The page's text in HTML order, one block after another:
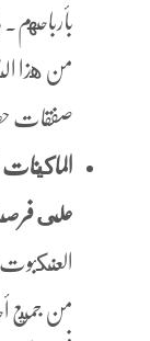
من هذا
صفقات
على فرصة
من جميع